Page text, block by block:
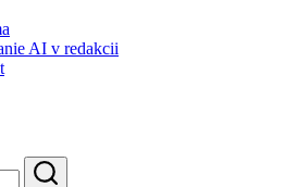
AI v redakcii